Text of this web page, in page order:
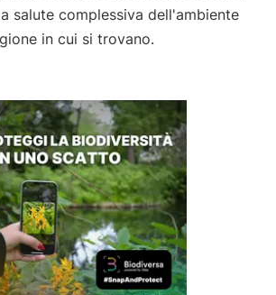
salute complessiva dell'ambiente
in cui si trovano.